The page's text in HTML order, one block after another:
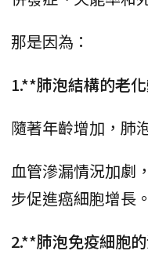
那是因為：
1.**肺泡結構的老
隨著年齡增加，肺
血管滲漏情況加劇
步促進癌細胞增長。
2.**肺泡免疫細胞